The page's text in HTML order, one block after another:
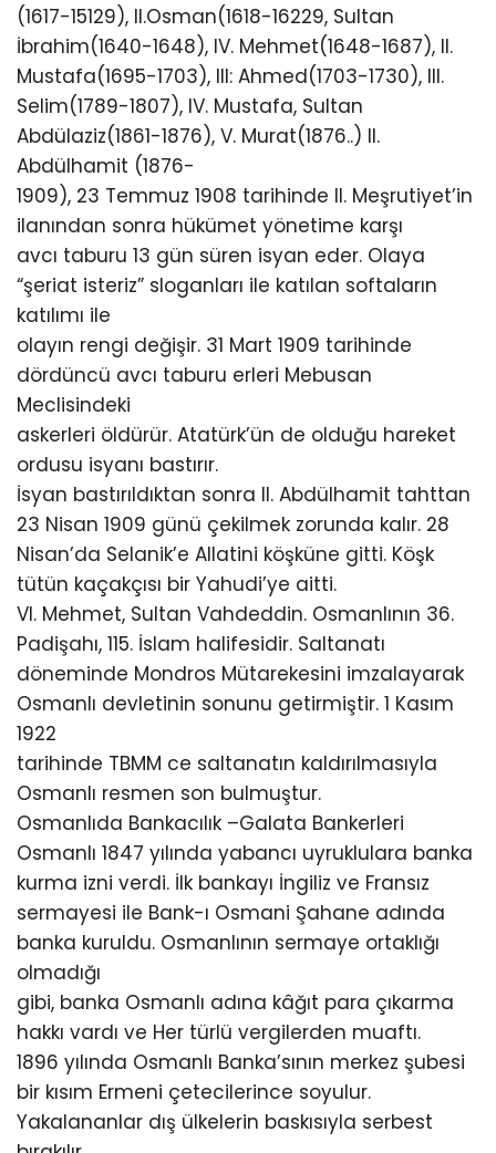
(1617-15129), II.Osman(1618-16229, Sultan
İbrahim(1640-1648), IV. Mehmet(1648-1687), II.
Mustafa(1695-1703), III: Ahmed(1703-1730), III.
Selim(1789-1807), IV. Mustafa, Sultan
Abdülaziz(1861-1876), V. Murat(1876..) II.
Abdülhamit (1876-
1909), 23 Temmuz 1908 tarihinde II. Meşrutiyet’in
ilanından sonra hükümet yönetime karşı
avcı taburu 13 gün süren isyan eder. Olaya
“şeriat isteriz” sloganları ile katılan softaların
katılımı ile
olayın rengi değişir. 31 Mart 1909 tarihinde
dördüncü avcı taburu erleri Mebusan
Meclisindeki
askerleri öldürür. Atatürk’ün de olduğu hareket
ordusu isyanı bastırır.
İsyan bastırıldıktan sonra II. Abdülhamit tahttan
23 Nisan 1909 günü çekilmek zorunda kalır. 28
Nisan’da Selanik’e Allatini köşküne gitti. Köşk
tütün kaçakçısı bir Yahudi’ye aitti.
VI. Mehmet, Sultan Vahdeddin. Osmanlının 36.
Padişahı, 115. İslam halifesidir. Saltanatı
döneminde Mondros Mütarekesini imzalayarak
Osmanlı devletinin sonunu getirmiştir. 1 Kasım
1922
tarihinde TBMM ce saltanatın kaldırılmasıyla
Osmanlı resmen son bulmuştur.
Osmanlıda Bankacılık –Galata Bankerleri
Osmanlı 1847 yılında yabancı uyruklulara banka
kurma izni verdi. İlk bankayı İngiliz ve Fransız
sermayesi ile Bank-ı Osmani Şahane adında
banka kuruldu. Osmanlının sermaye ortaklığı
olmadığı
gibi, banka Osmanlı adına kâğıt para çıkarma
hakkı vardı ve Her türlü vergilerden muaftı.
1896 yılında Osmanlı Banka’sının merkez şubesi
bir kısım Ermeni çetecilerince soyulur.
Yakalananlar dış ülkelerin baskısıyla serbest